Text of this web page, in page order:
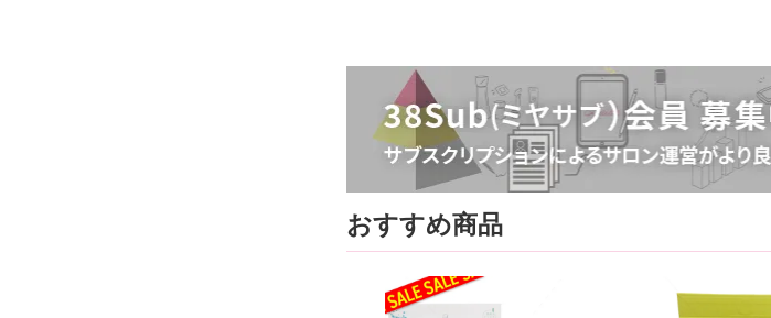
おすすめ商品